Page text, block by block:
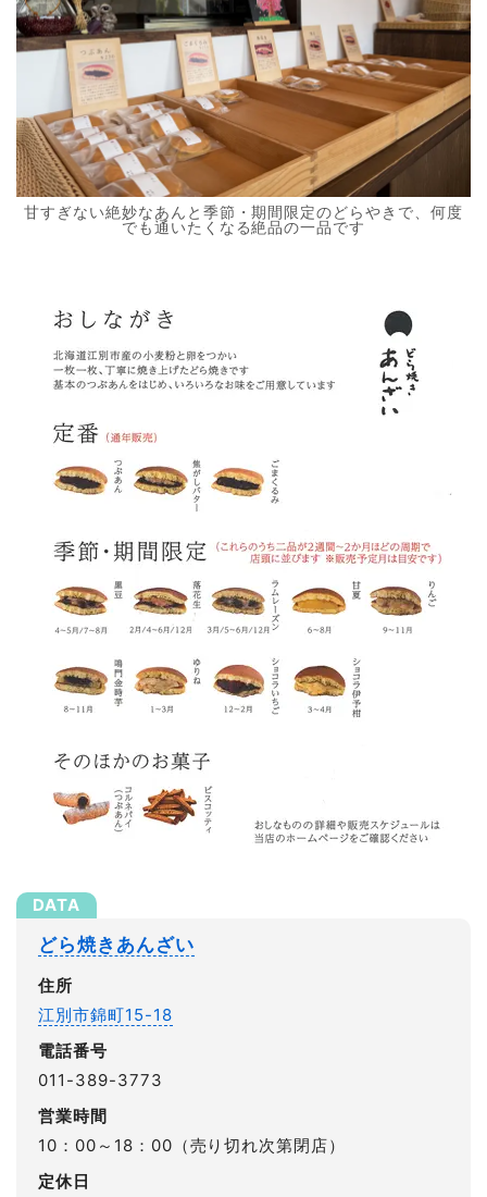
甘すぎない絶妙なあんと季節・期間限定のどらやきで、何度
でも通いたくなる絶品の一品です
どら焼きあんざい
住所
江別市錦町15-18
電話番号
011-389-3773
営業時間
10：00～18：00（売り切れ次第閉店）
定休日